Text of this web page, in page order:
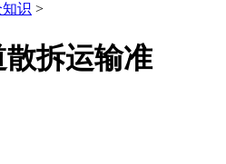
识 >
拆运输准